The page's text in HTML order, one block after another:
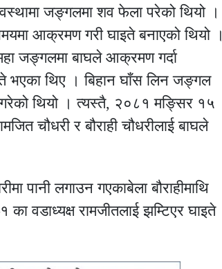
जङ्गलमा शव फेला परेको थियो ।
आक्रमण गरी घाइते बनाएको थियो ।
जङ्गलमा बाघले आक्रमण गर्दा
भएका थिए । बिहान घाँस लिन जङ्गल
गरेको थियो । त्यस्तै, २०८१ मङ्सिर १५
चौधरी र बौराही चौधरीलाई बाघले
पानी लगाउन गएकाबेला बौराहीमाथि
वडाध्यक्ष रामजीतलाई झम्टिएर घाइते